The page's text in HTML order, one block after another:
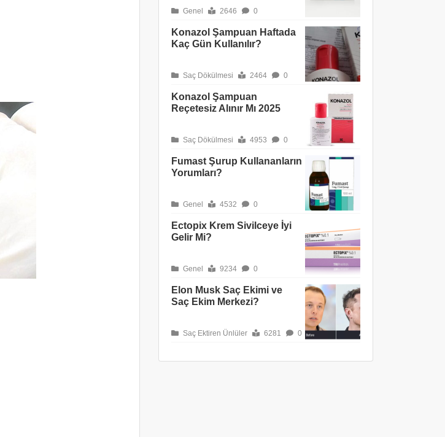
Genel 2646 0
Konazol Şampuan Haftada
Kaç Gün Kullanılır?
Saç Dökülmesi 2464 0
Konazol Şampuan
Reçetesiz Alınır Mı 2025
Saç Dökülmesi 4953 0
Fumast Şurup Kullananların
Yorumları?
Genel 4532 0
Ectopix Krem Sivilceye İyi
Gelir Mi?
Genel 9234 0
Elon Musk Saç Ekimi ve
Saç Ekim Merkezi?
Saç Ektiren Ünlüler 6281 0